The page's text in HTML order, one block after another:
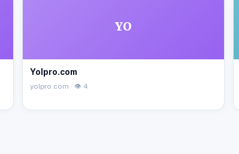
YO
Yolpro.com
yolpro.com · 👁 4